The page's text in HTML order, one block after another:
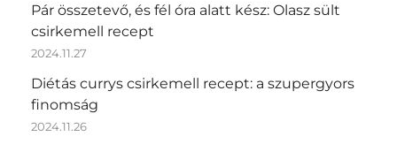
Pár összetevő, és fél óra alatt kész: Olasz sült
csirkemell recept
2024.11.27
Diétás currys csirkemell recept: a szupergyors
finomság
2024.11.26